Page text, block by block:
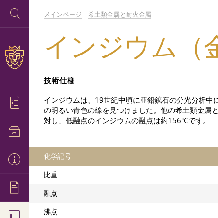
メインページ 希土類金属と耐火金属
インジウム（
技術仕様
インジウムは、19世紀中頃に亜鉛鉱石の分光分析
の明るい青色の線を見つけました。他の希土類金属
対し、低融点のインジウムの融点は約156°Cです。
化学記号
比重
融点
沸点